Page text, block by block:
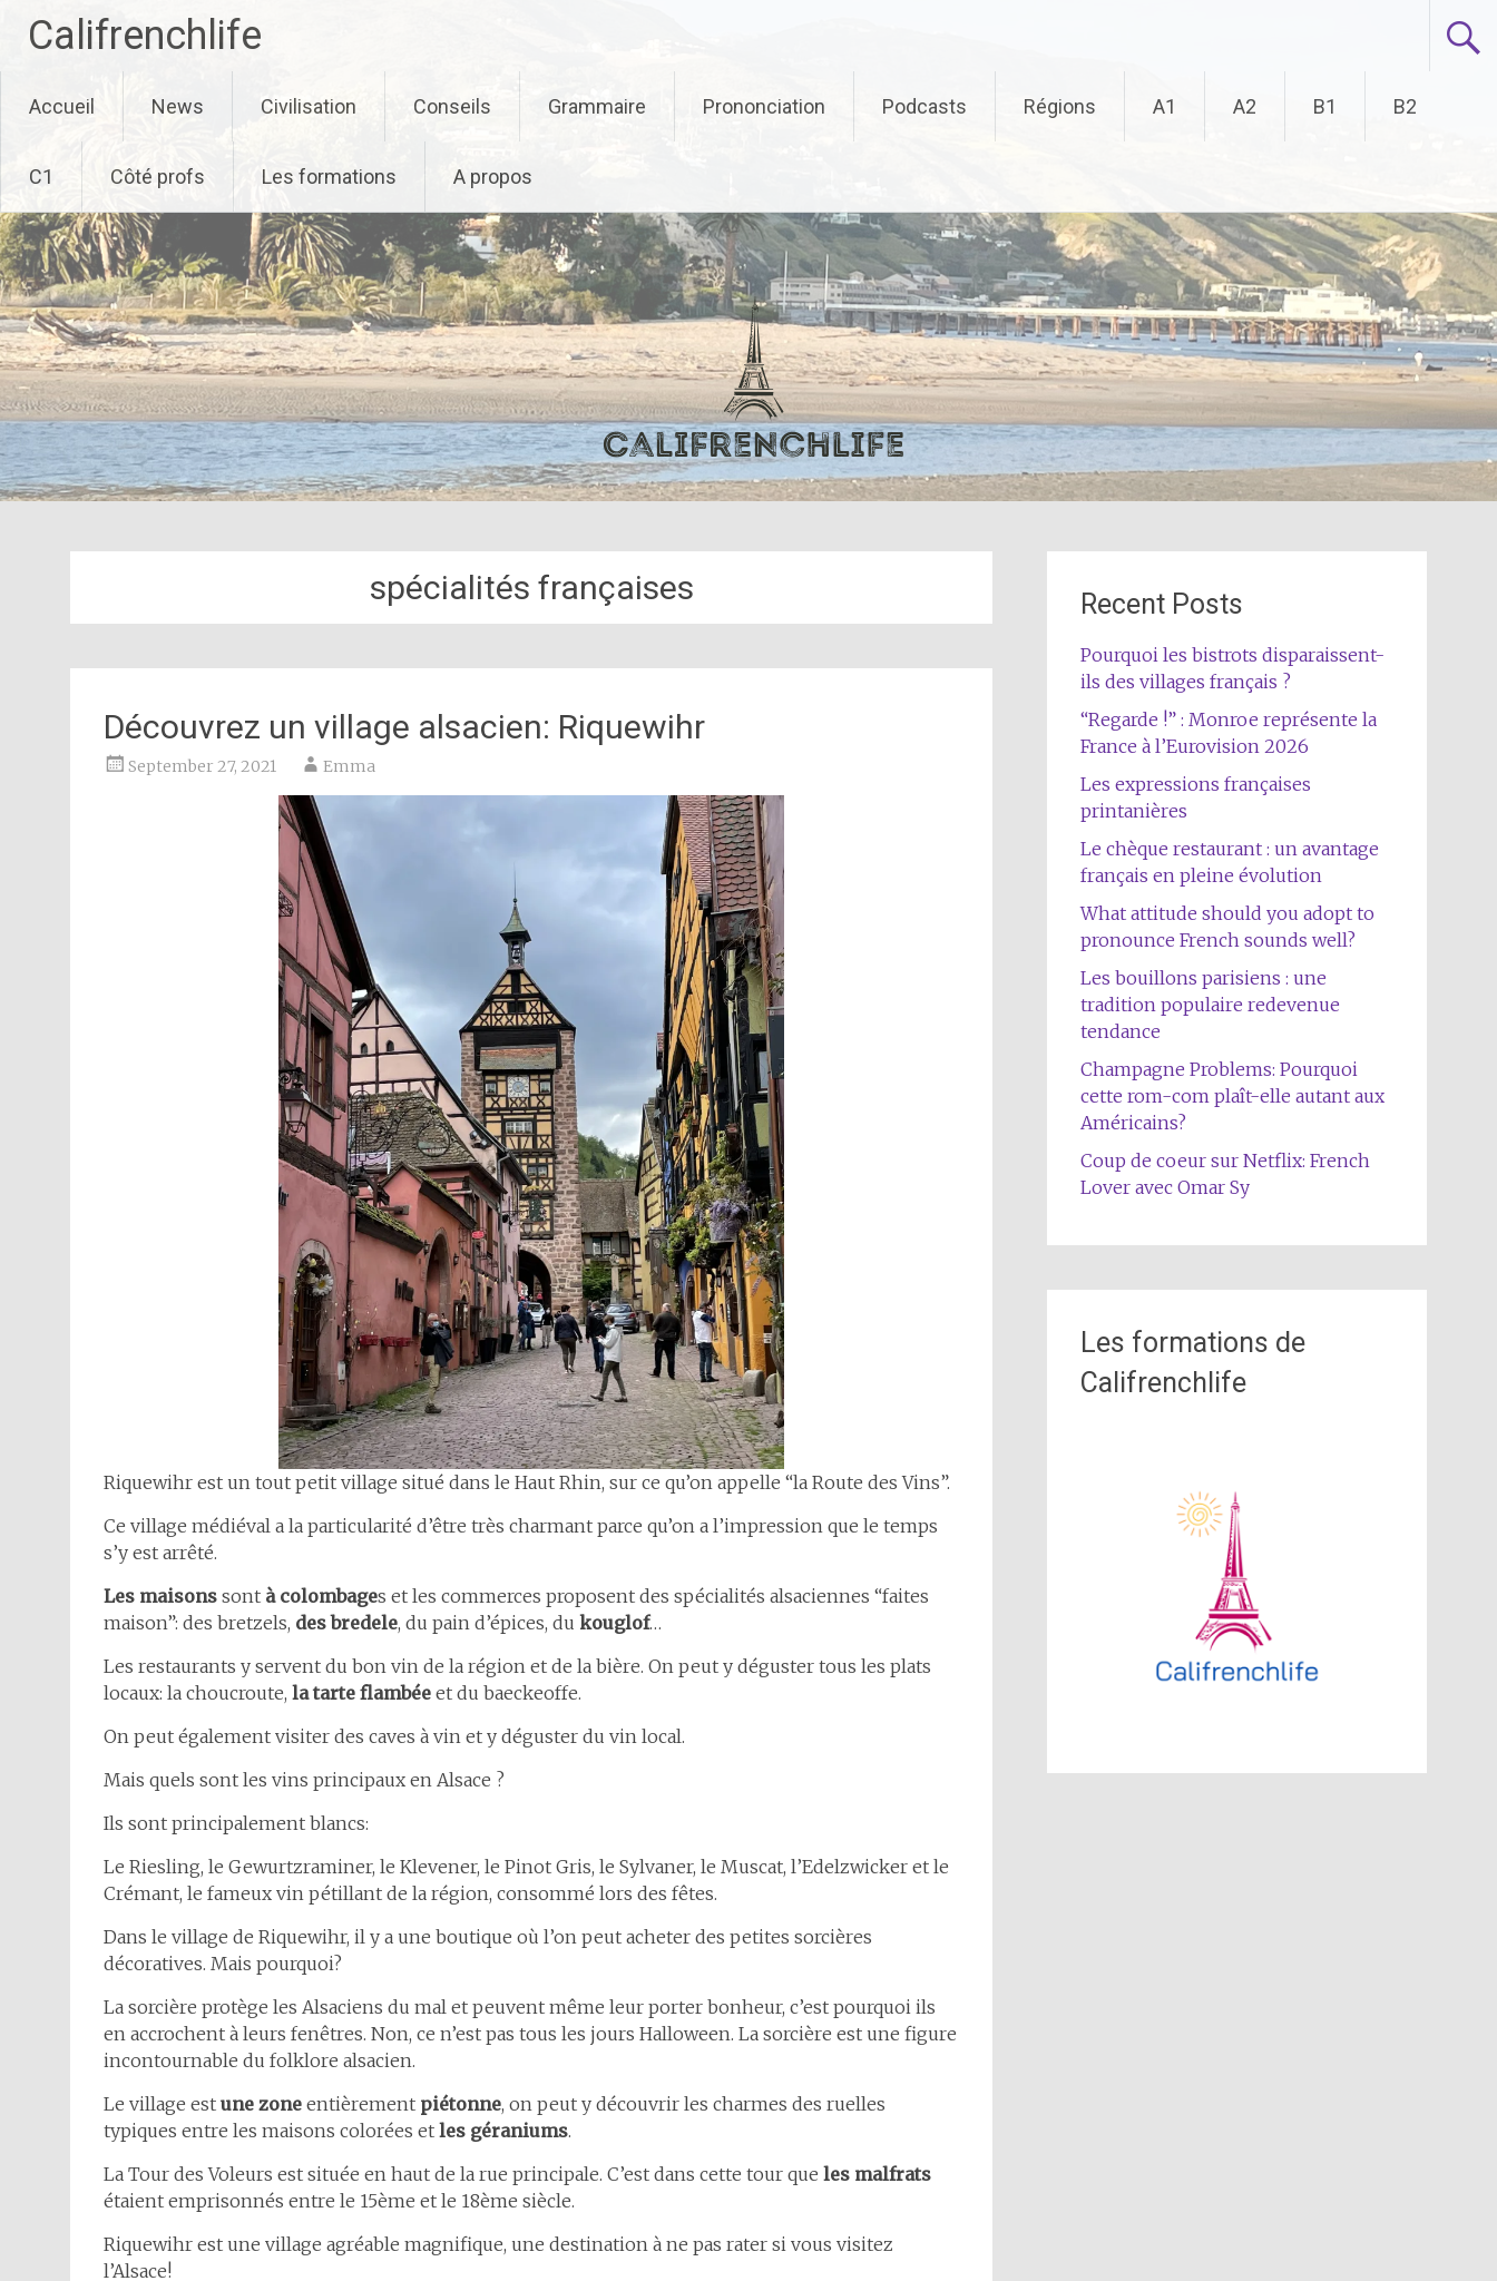
Califrenchlife
to
content
Accueil News Civilisation Conseils Grammaire Prononciation Podcasts Régions A1 A2 B1 B2
C1 Côté profs Les formations A propos
spécialités françaises
Découvrez un village alsacien: Riquewihr
September 27, 2021 Emma
Riquewihr est un tout petit village situé dans le Haut Rhin, sur ce qu’on appelle “la Route des Vins”.
Ce village médiéval a la particularité d’être très charmant parce qu’on a l’impression que le temps
s’y est arrêté.
Les maisons sont à colombages et les commerces proposent des spécialités alsaciennes “faites
maison”: des bretzels, des bredele, du pain d’épices, du kouglof…
Les restaurants y servent du bon vin de la région et de la bière. On peut y déguster tous les plats
locaux: la choucroute, la tarte flambée et du baeckeoffe.
On peut également visiter des caves à vin et y déguster du vin local.
Mais quels sont les vins principaux en Alsace ?
Ils sont principalement blancs:
Le Riesling, le Gewurtzraminer, le Klevener, le Pinot Gris, le Sylvaner, le Muscat, l’Edelzwicker et le
Crémant, le fameux vin pétillant de la région, consommé lors des fêtes.
Dans le village de Riquewihr, il y a une boutique où l’on peut acheter des petites sorcières
décoratives. Mais pourquoi?
La sorcière protège les Alsaciens du mal et peuvent même leur porter bonheur, c’est pourquoi ils
en accrochent à leurs fenêtres. Non, ce n’est pas tous les jours Halloween. La sorcière est une figure
incontournable du folklore alsacien.
Le village est une zone entièrement piétonne, on peut y découvrir les charmes des ruelles
typiques entre les maisons colorées et les géraniums.
La Tour des Voleurs est située en haut de la rue principale. C’est dans cette tour que les malfrats
étaient emprisonnés entre le 15ème et le 18ème siècle.
Riquewihr est une village agréable magnifique, une destination à ne pas rater si vous visitez
l’Alsace!
Recent Posts
Pourquoi les bistrots disparaissent-
ils des villages français ?
“Regarde !” : Monroe représente la
France à l’Eurovision 2026
Les expressions françaises
printanières
Le chèque restaurant : un avantage
français en pleine évolution
What attitude should you adopt to
pronounce French sounds well?
Les bouillons parisiens : une
tradition populaire redevenue
tendance
Champagne Problems: Pourquoi
cette rom-com plaît-elle autant aux
Américains?
Coup de coeur sur Netflix: French
Lover avec Omar Sy
Les formations de
Califrenchlife